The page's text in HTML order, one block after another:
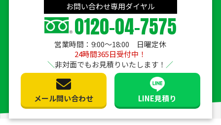
お問い合わせ専用ダイヤル
0120-04-7575
営業時間：9:00〜18:00 日曜定休
24時間365日受付中！
非対面でもお見積りいたします！
メール問い合わせ LINE見積り